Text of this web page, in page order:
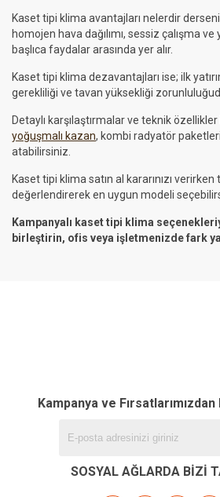
Kaset tipi klima avantajları nelerdir
homojen hava dağılımı, sessiz çalışma
başlıca faydalar arasında yer alır.
Kaset tipi klima dezavantajları ise; ilk
gerekliliği ve tavan yüksekliği
Detaylı karşılaştırmalar ve teknik özellikler
yoğuşmalı kazan, kombi radyatör
atabilirsiniz.
Kaset tipi klima satın al kararınızı
değerlendirerek en uygun modeli
Kampanyalı kaset tipi klima
birleştirin, ofis veya işletmenizde fark
Kampanya ve
SOSYAL AĞLARDA BİZİ